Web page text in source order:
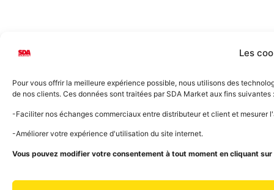
Les
Pour vous offrir la meilleure expérience possible, nous utilisons des
de nos clients. Ces données sont traitées par SDA Market aux fins suivantes
-Faciliter nos échanges commerciaux entre distributeur et client et
-Améliorer votre expérience d'utilisation du site internet.
Vous pouvez modifier votre consentement à tout moment en cliquant